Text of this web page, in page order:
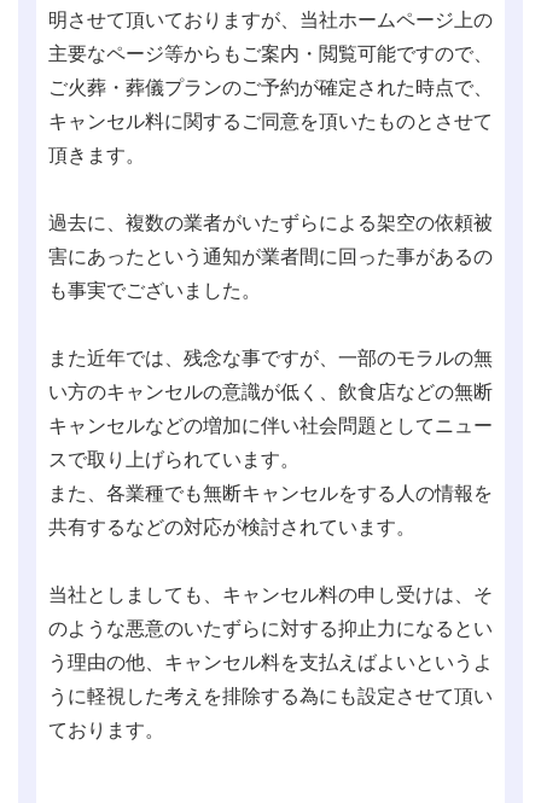
明させて頂いておりますが、当社ホームページ上の
主要なページ等からもご案内・閲覧可能ですので、
ご火葬・葬儀プランのご予約が確定された時点で、
キャンセル料に関するご同意を頂いたものとさせて
頂きます。
過去に、複数の業者がいたずらによる架空の依頼被
害にあったという通知が業者間に回った事があるの
も事実でございました。
また近年では、残念な事ですが、一部のモラルの無
い方のキャンセルの意識が低く、飲食店などの無断
キャンセルなどの増加に伴い社会問題としてニュー
スで取り上げられています。
また、各業種でも無断キャンセルをする人の情報を
共有するなどの対応が検討されています。
当社としましても、キャンセル料の申し受けは、そ
のような悪意のいたずらに対する抑止力になるとい
う理由の他、キャンセル料を支払えばよいというよ
うに軽視した考えを排除する為にも設定させて頂い
ております。